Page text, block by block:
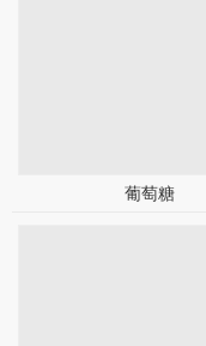
葡萄糖